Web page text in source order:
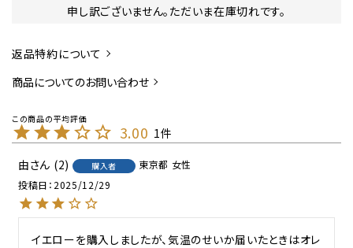
申し訳ございません。ただいま在庫切れです。
返品特約について
商品についてのお問い合わせ
3.00 1
由
2 購入者 東京都 女性
投稿日 2025/12/29
イエローを購入しましたが、気温のせいか届いたときはオレ